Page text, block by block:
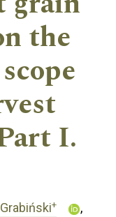
the
I.
+